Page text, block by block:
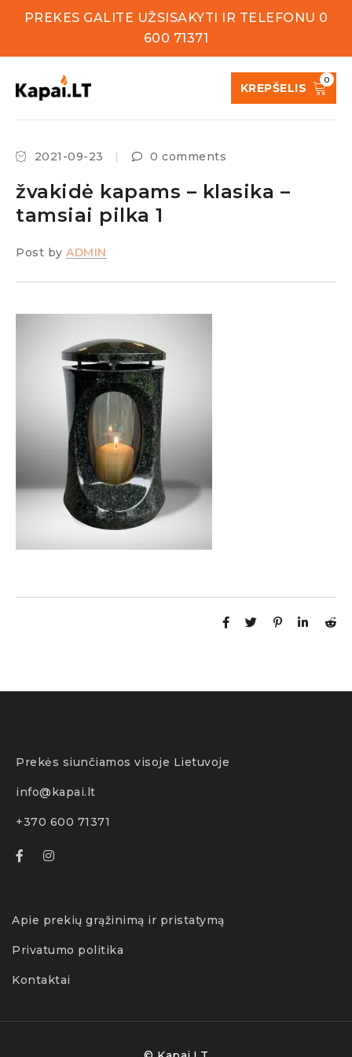
PREKES GALITE UŽSISAKYTI IR TELEFONU 0
600 71371
KREPŠELIS
0
2021-09-23 0 comments
žvakidė kapams – klasika –
tamsiai pilka 1
Post by ADMIN
Prekės siunčiamos visoje Lietuvoje
info@kapai.lt
+370 600 71371
Apie prekių grąžinimą ir pristatymą
Privatumo politika
Kontaktai